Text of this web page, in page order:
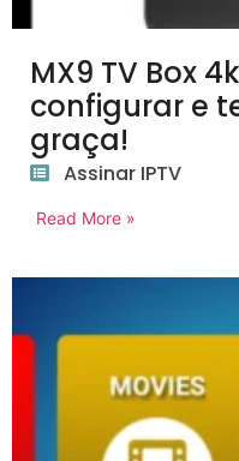
MX9 TV Box
configurar e
graça!
Assinar IPTV
Read More »